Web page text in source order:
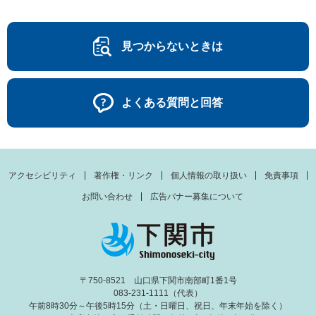
見つからないときは
よくある質問と回答
アクセシビリティ 著作権・リンク 個人情報の取り扱い 免責事項
お問い合わせ 広告バナー募集について
〒750-8521 山口県下関市南部町1番1号
083-231-1111（代表）
午前8時30分～午後5時15分（土・日曜日、祝日、年末年始を除く）